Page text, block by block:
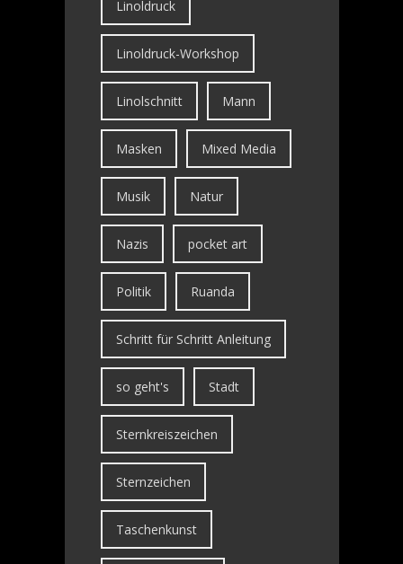
Linoldruck
Linoldruck-Workshop
Linolschnitt Mann
Masken Mixed Media
Musik Natur
Nazis pocket art
Politik Ruanda
Schritt für Schritt Anleitung
so geht's Stadt
Sternkreiszeichen
Sternzeichen
Taschenkunst